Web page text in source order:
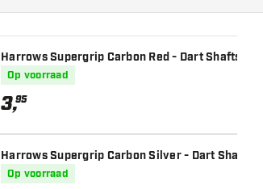
Harrows Supergrip Carbon Red - Dart Shafts
Op voorraad
3,95
Harrows Supergrip Carbon Silver - Dart Shafts
Op voorraad